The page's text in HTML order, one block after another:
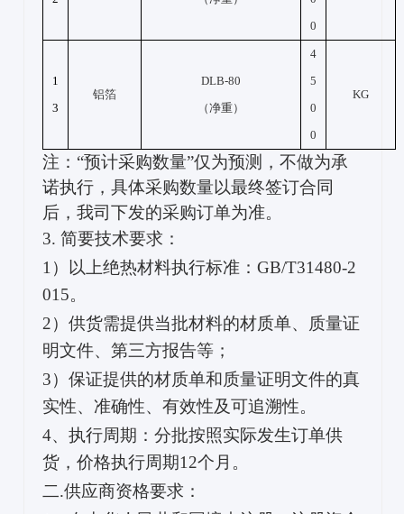
0
1
3
铝箔
DLB-80
（净重）
4
5
0
0
KG
注：“预计采购数量”仅为预测，不做为承
诺执行，具体采购数量以最终签订合同
后，我司下发的采购订单为准。
3. 简要技术要求：
1）以上绝热材料执行标准：GB/T31480-2
015。
2）供货需提供当批材料的材质单、质量证
明文件、第三方报告等；
3）保证提供的材质单和质量证明文件的真
实性、准确性、有效性及可追溯性。
4、执行周期：分批按照实际发生订单供
货，价格执行周期12个月。
二.供应商资格要求：